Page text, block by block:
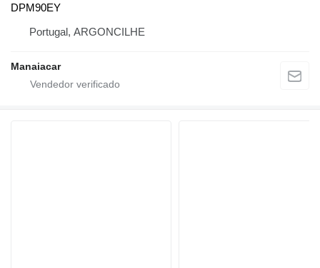
DPM90EY
Portugal, ARGONCILHE
Manaiacar